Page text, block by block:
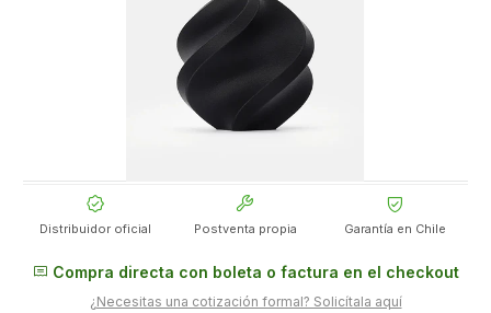
Distribuidor oficial Postventa propia Garantía en Chile
Compra directa con boleta o factura en el checkout
¿Necesitas una cotización formal? Solicítala aquí